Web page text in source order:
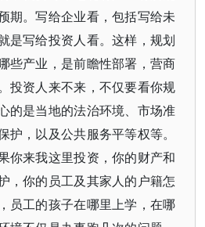
期。写给企业看，包括写给未
是写给投资人看。这样，规划
些产业，是前瞻性部署，营商
投资人来不来，不仅要看你规
的是当地的法治环境、市场准
护，以及公共服务平等权等。
你来我这里投资，你的财产和
，你的员工及其家人的户籍怎
员工的孩子在哪里上学，在哪